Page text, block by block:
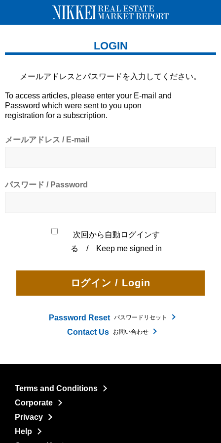
LOGIN
メールアドレスとパスワードを 入力してください。
To access articles, please enter your E-mail and
Password which were sent to you upon
registration for a subscription.
メールアドレス / E-mail
パスワード / Password
次回から自動ログインす
る / Keep me signed in
Password Reset パスワードリセット
Contact Us お問い合わせ
Terms and Conditions
Corporate
Privacy
Help